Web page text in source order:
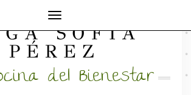
FACEBOOK
INSTAGRAM
MAIL
SOFÍA
PÉREZ
del Bienestar
Cambiar
modo
de
navegación